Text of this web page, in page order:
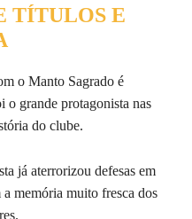
TÍTULOS E
o Manto Sagrado é
o grande protagonista nas
do clube.
já aterrorizou defesas em
memória muito fresca dos